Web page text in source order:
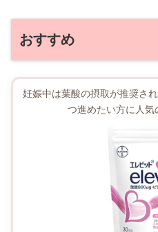
おすすめ
妊娠中は葉酸の摂取が推奨さ
つ進めたい方に人気